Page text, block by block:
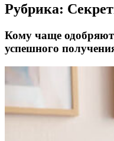
Рубрика:
Кому чаще
успешного